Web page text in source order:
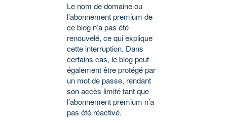
Le nom de domaine ou
l’abonnement premium de
ce blog n’a pas été
renouvelé, ce qui explique
cette interruption. Dans
certains cas, le blog peut
également être protégé par
un mot de passe, rendant
son accès limité tant que
l’abonnement premium n’a
pas été réactivé.